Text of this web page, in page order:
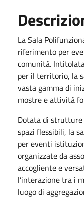
La Sala
riferimento per
comunità.
per il territorio, la
vasta gamma di
mostre e attività
Dotata di strutture
spazi flessibili, la
per eventi
organizzate da
accogliente e
l’interazione tra i
luogo di